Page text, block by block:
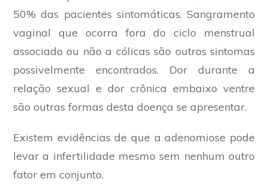
50% das pacientes sintomáticas. Sangramento
vaginal que ocorra fora do ciclo menstrual
associado ou não a cólicas são outros sintomas
possivelmente encontrados. Dor durante a
relação sexual e dor crônica embaixo ventre
são outras formas desta doença se apresentar.
Existem evidências de que a adenomiose pode
levar a infertilidade mesmo sem nenhum outro
fator em conjunto.